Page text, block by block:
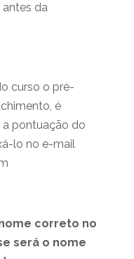
antes da
curso o pré-
é
a pontuação do
lo no e-mail
correto no
será o nome